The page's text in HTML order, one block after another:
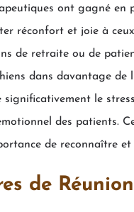
ont gagné en
réconfort et joie à
de retraite ou de
dans davantage de
significativement le
des patients.
de reconnaître
de